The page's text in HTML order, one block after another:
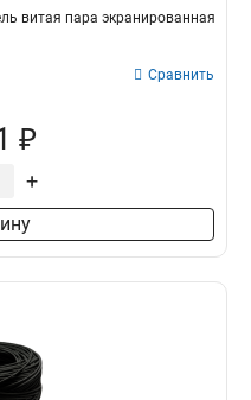
витая пара экранированная
Сравнить
₽
+